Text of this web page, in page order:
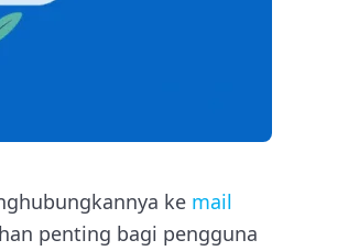
ke mail
penting bagi pengguna